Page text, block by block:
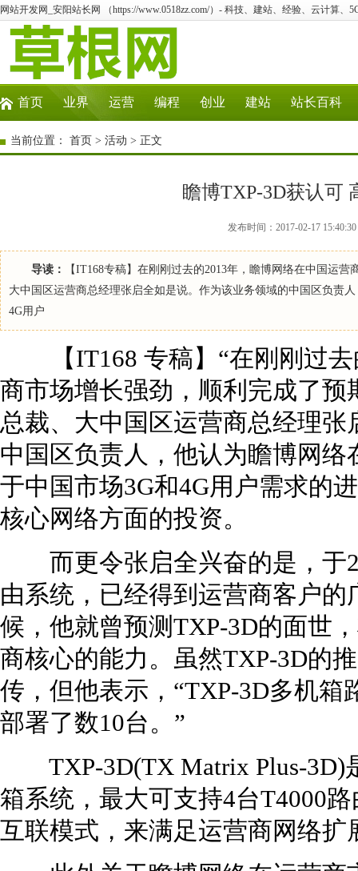
网站开发网_安阳站长网 （https://www.0518zz.com/）- 科技、建站、经验、云计算、
首页 业界 运营 编程 创业 建站 站长百科
当前位置： 首页 > 活动 > 正文
瞻博TXP-3D获认可
发布时间：2017-02-17
导读：
【IT168专稿】在刚刚过去的2013年，瞻博网络在中国运
大中国区运营商总经理张启全如是说。作为该业务领域的中国区负责
4G用户
【IT168 专稿】“在刚刚过去
商市场增长强劲，顺利完成了
总裁、大中国区运营商总经理
中国区负责人，他认为瞻博网
于中国市场3G和4G用户需求的
核心网络方面的投资。
而更令张启全兴奋的是，于
由系统，已经得到运营商客户
候，他就曾预测TXP-3D的面世
商核心的能力。虽然TXP-3D的
传，但他表示，“TXP-3D多机
部署了数10台。”
TXP-3D(TX Matrix Plus-3D)
箱系统，最大可支持4台T4000
互联模式，来满足运营商网络扩